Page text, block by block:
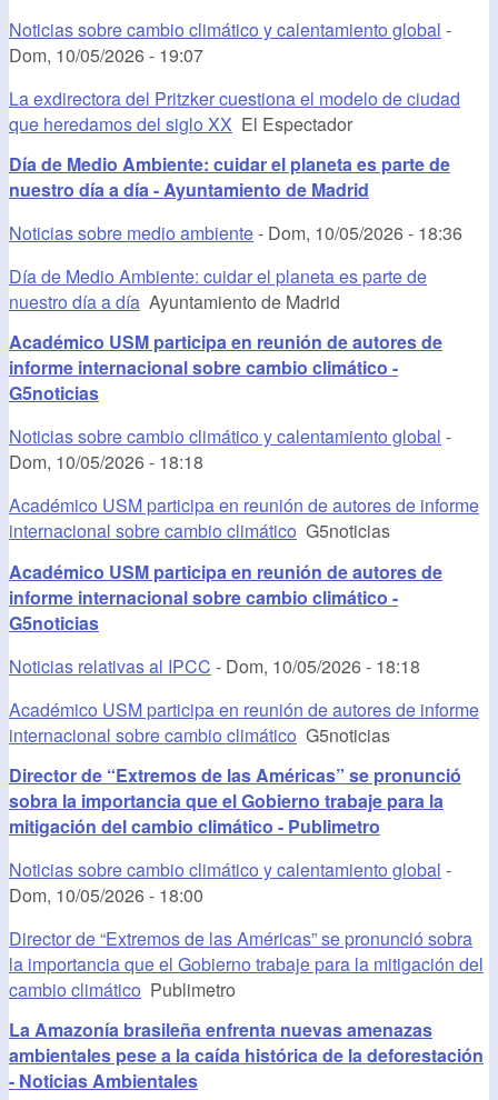
Noticias sobre cambio climático y calentamiento global -
Dom, 10/05/2026 - 19:07
La exdirectora del Pritzker cuestiona el modelo de ciudad
que heredamos del siglo XX El Espectador
Día de Medio Ambiente: cuidar el planeta es parte de
nuestro día a día - Ayuntamiento de Madrid
Noticias sobre medio ambiente- Dom, 10/05/2026 - 18:36
Día de Medio Ambiente: cuidar el planeta es parte de
nuestro día a día Ayuntamiento de Madrid
Académico USM participa en reunión de autores de
informe internacional sobre cambio climático -
G5noticias
Noticias sobre cambio climático y calentamiento global -
Dom, 10/05/2026 - 18:18
Académico USM participa en reunión de autores de informe
internacional sobre cambio climático G5noticias
Académico USM participa en reunión de autores de
informe internacional sobre cambio climático -
G5noticias
Noticias relativas al IPCC - Dom, 10/05/2026 - 18:18
Académico USM participa en reunión de autores de informe
internacional sobre cambio climático G5noticias
Director de “Extremos de las Américas” se pronunció
sobra la importancia que el Gobierno trabaje para la
mitigación del cambio climático - Publimetro
Noticias sobre cambio climático y calentamiento global -
Dom, 10/05/2026 - 18:00
Director de “Extremos de las Américas” se pronunció sobra
la importancia que el Gobierno trabaje para la mitigación del
cambio climático Publimetro
La Amazonía brasileña enfrenta nuevas amenazas
ambientales pese a la caída histórica de la deforestación
- Noticias Ambientales